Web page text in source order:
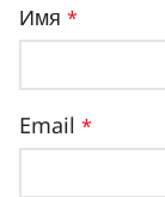
Имя *
Email *